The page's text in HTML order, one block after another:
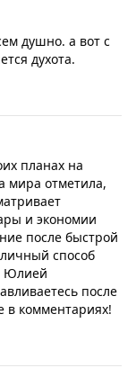
душно. а вот с
духота.
планах на
мира отметила,
и экономии
после быстрой
способ
Юлией
после
в комментариях!